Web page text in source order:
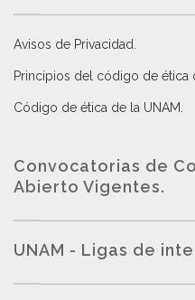
Avisos de Privacidad
Principios del código de ética
Código de ética de la UNAM
Convocatorias de
Abierto Vigentes.
UNAM - Ligas de